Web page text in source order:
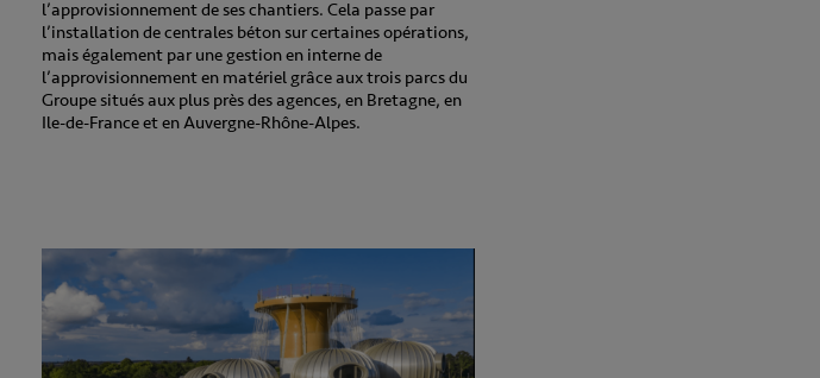
l’approvisionnement de ses chantiers. Cela passe par
l’installation de centrales béton sur certaines opérations,
mais également par une gestion en interne de
l’approvisionnement en matériel grâce aux trois parcs du
Groupe situés aux plus près des agences, en Bretagne, en
Ile-de-France et en Auvergne-Rhône-Alpes.